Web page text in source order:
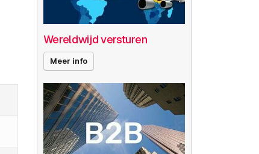
Wereldwijd versturen
Meer info